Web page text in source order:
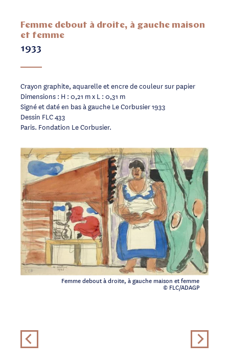
Femme debout à droite, à gauche maison
et femme
1933
Femme debout à droite, à gauche maison et femme
© FLC/ADAGP
Crayon graphite, aquarelle et encre de couleur sur papier
Dimensions : H : 0,21 m x L : 0,31 m
Signé et daté en bas à gauche Le Corbusier 1933
Dessin FLC 433
Paris. Fondation Le Corbusier.